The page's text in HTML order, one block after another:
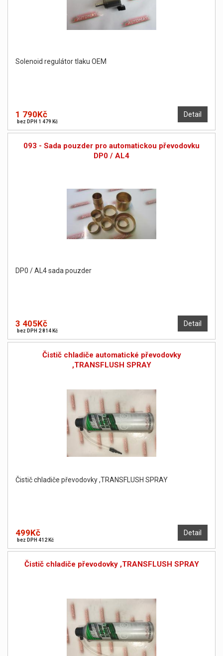
Solenoid regulátor tlaku OEM
Detail
1 790Kč
bez DPH 1 479 Kč
093 - Sada pouzder pro automatickou převodovku
DP0 / AL4
DP0 / AL4 sada pouzder
Detail
3 405Kč
bez DPH 2 814 Kč
Čistič chladiče automatické převodovky
,TRANSFLUSH SPRAY
Čistič chladiče převodovky ,TRANSFLUSH SPRAY
Detail
499Kč
bez DPH 412 Kč
Čistič chladiče převodovky ,TRANSFLUSH SPRAY